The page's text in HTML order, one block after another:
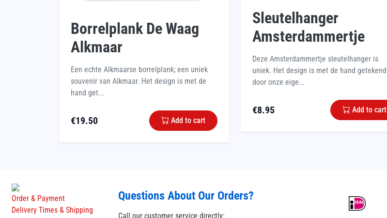
Borrelplank De Waag
Alkmaar
Een echte Alkmaarse borrelplank; een uniek
souvenir van Alkmaar. Het design is met de
hand get...
€19.50 Add to cart
Sleutelhanger
Amsterdammertje
Deze Amsterdammertje sleutelhanger is
uniek. Het design is met de hand getekend
door onze eige...
€8.95 Add to cart
Order & Payment
Delivery Times & Shipping
Questions About Our Orders?
Call our customer service directly: